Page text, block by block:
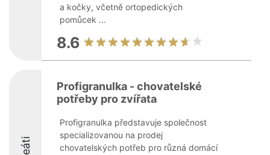
a kočky, včetně ortopedických
pomůcek ...
8.6
Profigranulka - chovatelské
potřeby pro zvířata
Profigranulka představuje společnost
specializovanou na prodej
chovatelských potřeb pro různá domácí